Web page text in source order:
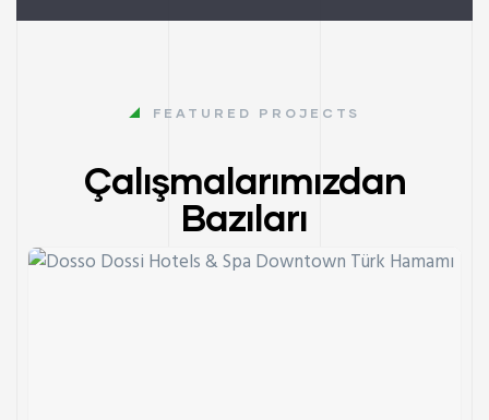
FEATURED PROJECTS
Çalışmalarımızdan
Bazıları